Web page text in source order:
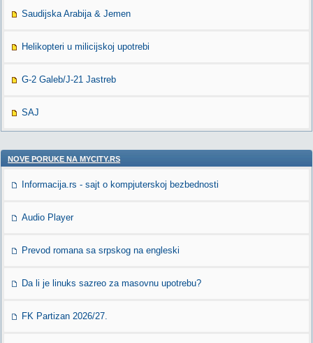
Saudijska Arabija & Jemen
Helikopteri u milicijskoj upotrebi
G-2 Galeb/J-21 Jastreb
SAJ
NOVE PORUKE NA MYCITY.RS
Informacija.rs - sajt o kompjuterskoj bezbednosti
Audio Player
Prevod romana sa srpskog na engleski
Da li je linuks sazreo za masovnu upotrebu?
FK Partizan 2026/27.